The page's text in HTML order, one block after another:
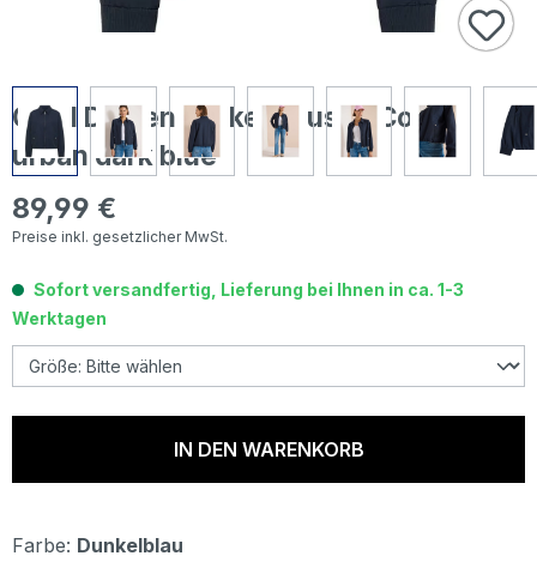
Cecil Damen Jacke Blouson Collar
urban dark blue
Regulärer Preis:
89,99 €
Preise inkl. gesetzlicher MwSt.
Sofort versandfertig, Lieferung bei Ihnen in ca. 1-3
Werktagen
IN DEN WARENKORB
Farbe: Dunkelblau